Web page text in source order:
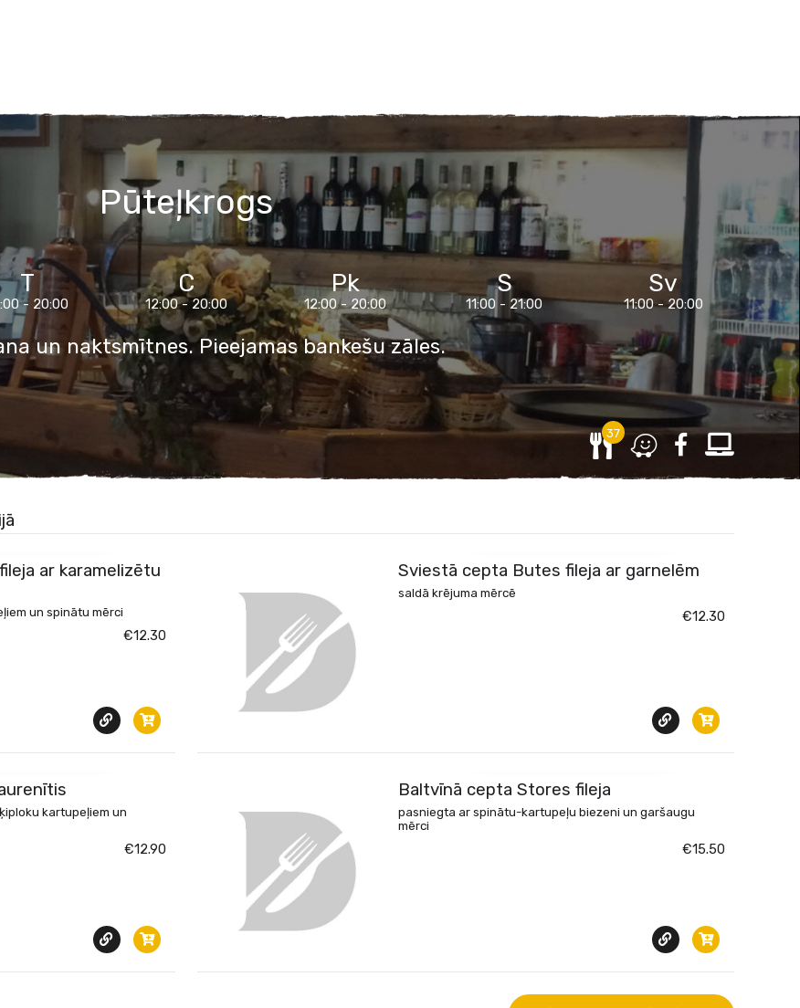
Pūteļkrogs
T
- 20:00
C
12:00 - 20:00
Pk
12:00 - 20:00
S
11:00 - 21:00
Sv
11:00 - 20:00
un naktsmītnes. Pieejamas bankešu zāles.
37
ar karamelizētu
un spinātu mērci
€12.30
ĒDIENU
Sviestā cepta Butes fileja ar garnelēm
saldā krējuma mērcē
€12.30
kartupeļiem un
€12.90
Baltvīnā cepta Stores fileja
pasniegta ar spinātu-kartupeļu biezeni un garšaugu
mērci
€15.50